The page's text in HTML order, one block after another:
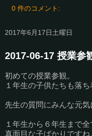
0 件のコメント:
2017年6月17日土曜日
2017-06-17 授業参
初めての授業参観。
１年生の子供たちも落ち
先生の質問にみんな元気
１年生から６年生まで
真面目な子ばかりですね